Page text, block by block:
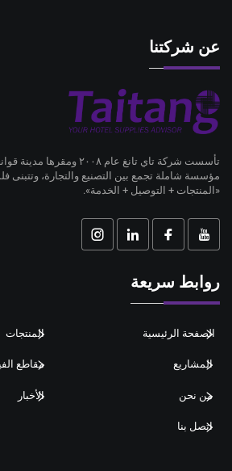
عن شركتنا
تأسست شركة تاي تانغ عام
مؤسسة شاملة تجمع بين التصنيع والتجارة، وتتبنى
«المنتجات + التوصيل + الخدمة».
روابط سريعة
الصفحة الرئيسية المنتجات
المشاريع مقاطع
من نحن الأخبار
اتصل بنا